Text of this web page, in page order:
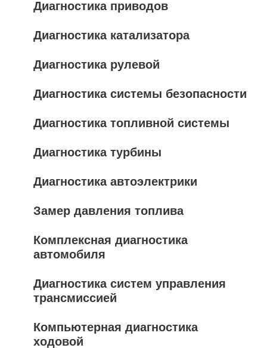
Диагностика приводов
Диагностика катализатора
Диагностика рулевой
Диагностика системы безопасности
Диагностика топливной системы
Диагностика турбины
Диагностика автоэлектрики
Замер давления топлива
Комплексная диагностика
автомобиля
Диагностика систем управления
трансмиссией
Компьютерная диагностика
ходовой